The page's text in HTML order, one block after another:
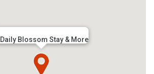
Daily Blossom Stay & More